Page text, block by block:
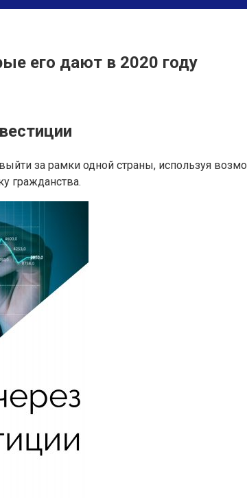
его дают в 2020 году
за рамки одной страны, используя
гражданства.